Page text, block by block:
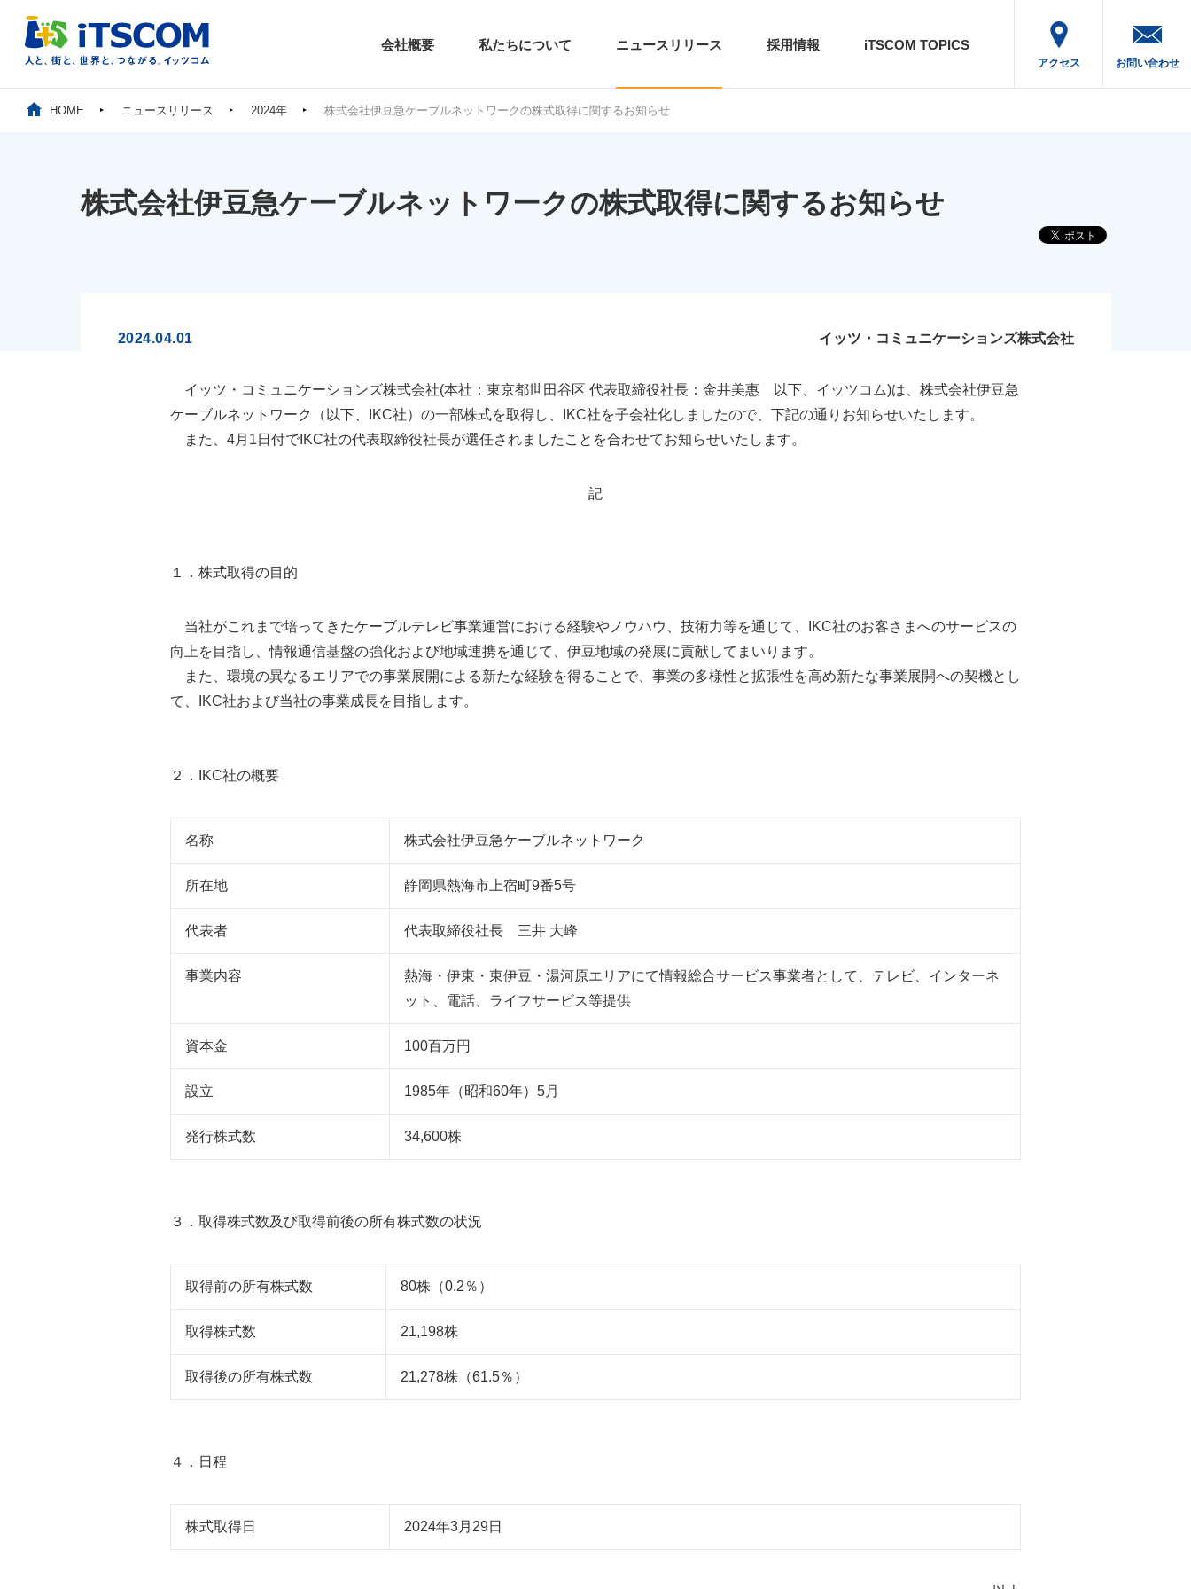
会社概要 私たちについて ニュースリリース 採用情報 iTSCOM TOPICS
アクセス お問い合わせ
HOME ニュースリリース 2024年 株式会社伊豆急ケーブルネットワークの株式取得に関するお知らせ
株式会社伊豆急ケーブルネットワークの株式取得に関するお知らせ
2024.04.01 イッツ・コミュニケーションズ株式会社
イッツ・コミュニケーションズ株式会社(本社：東京都世田谷区 代表取締役社長：金井美惠 以下、イッツコム)は、株式会社伊豆急
ケーブルネットワーク（以下、IKC社）の一部株式を取得し、IKC社を子会社化しましたので、下記の通りお知らせいたします。
また、4月1日付でIKC社の代表取締役社長が選任されましたことを合わせてお知らせいたします。
記
１．株式取得の目的
当社がこれまで培ってきたケーブルテレビ事業運営における経験やノウハウ、技術力等を通じて、IKC社のお客さまへのサービスの
向上を目指し、情報通信基盤の強化および地域連携を通じて、伊豆地域の発展に貢献してまいります。
また、環境の異なるエリアでの事業展開による新たな経験を得ることで、事業の多様性と拡張性を高め新たな事業展開への契機とし
て、IKC社および当社の事業成長を目指します。
２．IKC社の概要
名称 株式会社伊豆急ケーブルネットワーク
所在地 静岡県熱海市上宿町9番5号
代表者 代表取締役社長 三井 大峰
事業内容
熱海・伊東・東伊豆・湯河原エリアにて情報総合サービス事業者として、テレビ、インターネ
ット、電話、ライフサービス等提供
資本金 100百万円
設立 1985年（昭和60年）5月
発行株式数 34,600株
３．取得株式数及び取得前後の所有株式数の状況
取得前の所有株式数 80株（0.2％）
取得株式数 21,198株
取得後の所有株式数 21,278株（61.5％）
４．日程
株式取得日 2024年3月29日